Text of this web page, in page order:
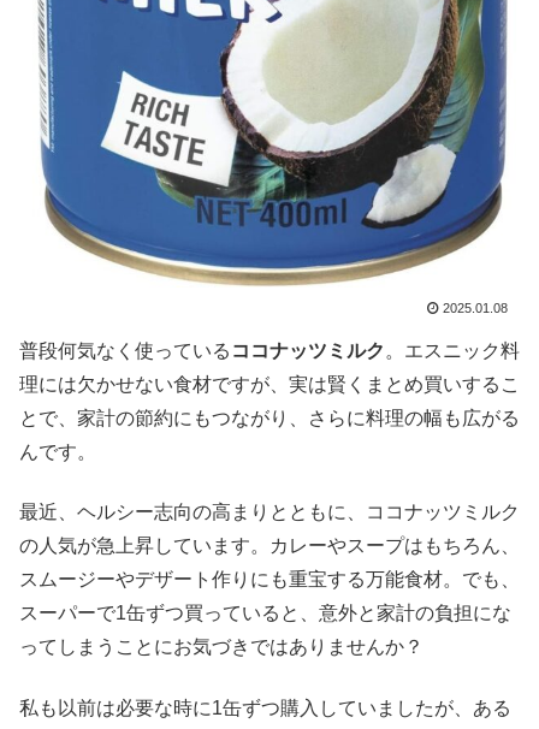
2025.01.08
普段何気なく使っている ココナッツミルク 。エスニック料
理には欠かせない食材ですが、実は賢くまとめ買いするこ
とで、家計の節約にもつながり、さらに料理の幅も広がる
んです。
最近、ヘルシー志向の高まりとともに、ココナッツミルク
の人気が急上昇しています。カレーやスープはもちろん、
スムージーやデザート作りにも重宝する万能食材。でも、
スーパーで1缶ずつ買っていると、意外と家計の負担にな
ってしまうことにお気づきではありませんか？
私も以前は必要な時に1缶ずつ購入していましたが、ある